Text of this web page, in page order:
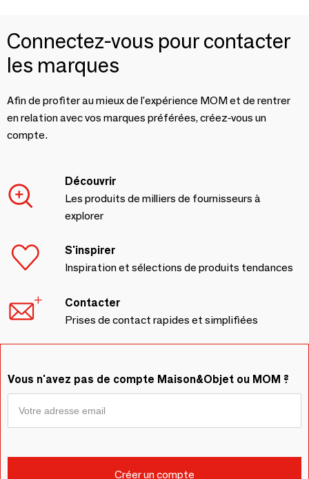
Connectez-vous pour contacter
les marques
Afin de profiter au mieux de l'expérience MOM et de rentrer
en relation avec vos marques préférées, créez-vous un
compte.
Découvrir
Les produits de milliers de fournisseurs à
explorer
S'inspirer
Inspiration et sélections de produits tendances
Contacter
Prises de contact rapides et simplifiées
Vous n'avez pas de compte Maison&Objet ou MOM ?